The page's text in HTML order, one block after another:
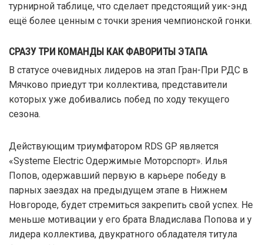
турнирной таблице, что сделает предстоящий уик-энд
ещё более ценным с точки зрения чемпионской гонки.
СРАЗУ ТРИ КОМАНДЫ КАК ФАВОРИТЫ ЭТАПА
В статусе очевидных лидеров на этап Гран-При РДС в
Мячково приедут три коллектива, представители
которых уже добивались побед по ходу текущего
сезона.
Действующим триумфатором RDS GP является
«Systeme Electric Одержимые Моторспорт». Илья
Попов, одержавший первую в карьере победу в
парных заездах на предыдущем этапе в Нижнем
Новгороде, будет стремиться закрепить свой успех. Не
меньше мотивации у его брата Владислава Попова и у
лидера коллектива, двукратного обладателя титула